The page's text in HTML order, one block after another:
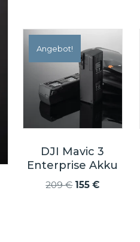
Angebot!
DJI Mavic 3
Enterprise Akku
209€ Ursprünglicher
155€Aktueller